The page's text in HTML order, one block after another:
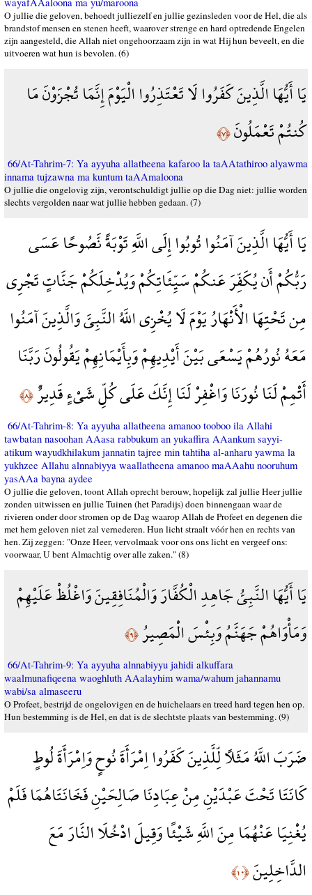
O jullie die geloven, behoedt julliezelf en jullie gezinsleden voor de Hel, die als
brandstof mensen en stenen heeft, waarover strenge en hard optredende Engelen
zijn aangesteld, die Allah niet ongehoorzaam zijn in wat Hij hun beveelt, en die
uitvoeren wat hun is bevolen. (6)
يَا أَيُّهَا الَّذِينَ كَفَرُوا لَا تَعْتَذِرُوا الْيَوْمَ إِنَّمَا تُجْزَوْنَ مَا
كُنتُمْ تَعْمَلُونَ﴿٧﴾
66/At-Tahrim-7: Ya ayyuha allatheena kafaroo la taAAtathiroo alyawma
innama tujzawna ma kuntum taAAmaloona
O jullie die ongelovig zijn, verontschuldigt jullie op die Dag niet: jullie worden
slechts vergolden naar wat jullie hebben gedaan. (7)
يَا أَيُّهَا الَّذِينَ آمَنُوا تُوبُوا إِلَى اللَّهِ تَوْبَةً نَّصُوحًا عَسَى
رَبُّكُمْ أَن يُكَفِّرَ عَنكُمْ سَيِّئَاتِكُمْ وَيُدْخِلَكُمْ جَنَّاتٍ تَجْرِي
مِن تَحْتِهَا الْأَنْهَارُ يَوْمَ لَا يُخْزِي اللَّهُ النَّبِيَّ وَالَّذِينَ آمَنُوا
مَعَهُ نُورُهُمْ يَسْعَى بَيْنَ أَيْدِيهِمْ وَبِأَيْمَانِهِمْ يَقُولُونَ رَبَّنَا
أَتْمِمْ لَنَا نُورَنَا وَاغْفِرْ لَنَا إِنَّكَ عَلَى كُلِّ شَيْءٍ قَدِيرٌ﴿٨﴾
66/At-Tahrim-8: Ya ayyuha allatheena amanoo tooboo ila Allahi
tawbatan nasoohan AAasa rabbukum an yukaffira AAankum sayyi-
atikum wayudkhilakum jannatin tajree min tahtiha al-anharu yawma la
yukhzee Allahu alnnabiyya waallatheena amanoo maAAahu nooruhum
yasAAa bayna aydee
O jullie die geloven, toont Allah oprecht berouw, hopelijk zal jullie Heer jullie
zonden uitwissen en jullie Tuinen (het Paradijs) doen binnengaan waar de
rivieren onder door stromen op de Dag waarop Allah de Profeet en degenen die
met hem geloven niet zal vernederen. Hun licht straalt vóór hen en rechts van
hen. Zij zeggen: "Onze Heer, vervolmaak voor ons ons licht en vergeef ons:
voorwaar, U bent Almachtig over alle zaken." (8)
يَا أَيُّهَا النَّبِيُّ جَاهِدِ الْكُفَّارَ وَالْمُنَافِقِينَ وَاغْلُظْ عَلَيْهِمْ
وَمَأْوَاهُمْ جَهَنَّمُ وَبِئْسَ الْمَصِيرُ﴿٩﴾
66/At-Tahrim-9: Ya ayyuha alnnabiyyu jahidi alkuffara
waalmunafiqeena waoghluth AAalayhim wama/wahum jahannamu
wabi/sa almaseeru
O Profeet, bestrijd de ongelovigen en de huichelaars en treed hard tegen hen op.
Hun bestemming is de Hel, en dat is de slechtste plaats van bestemming. (9)
ضَرَبَ اللَّهُ مَثَلًا لِّلَّذِينَ كَفَرُوا اِمْرَأَةَ نُوحٍ وَاِمْرَأَةَ لُوطٍ
كَانَتَا تَحْتَ عَبْدَيْنِ مِنْ عِبَادِنَا صَالِحَيْنِ فَخَانَتَاهُمَا فَلَمْ
يُغْنِيَا عَنْهُمَا مِنَ اللَّهِ شَيْئًا وَقِيلَ ادْخُلَا النَّارَ مَعَ
الدَّاخِلِينَ﴿١٠﴾